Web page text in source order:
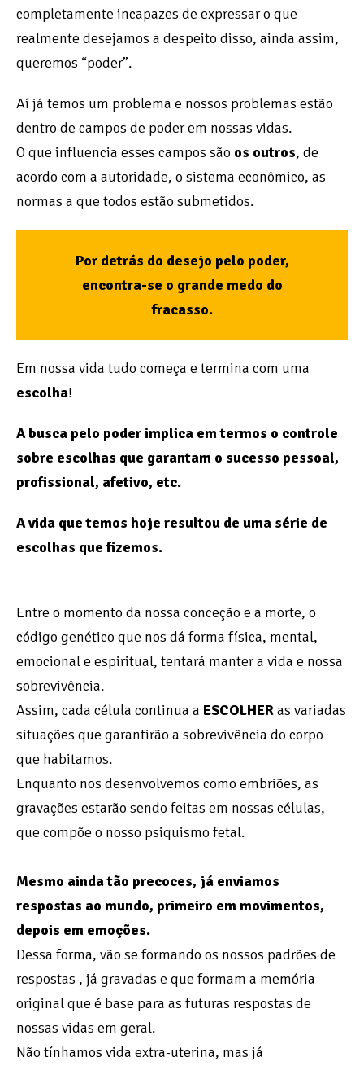
completamente incapazes de expressar o que
realmente desejamos a despeito disso, ainda assim,
queremos “poder”.
Aí já temos um problema e nossos problemas estão
dentro de campos de poder em nossas vidas.
O que influencia esses campos são os outros, de
acordo com a autoridade, o sistema econômico, as
normas a que todos estão submetidos.
Por detrás do desejo pelo poder,
encontra-se o grande medo do
fracasso.
Em nossa vida tudo começa e termina com uma
escolha!
A busca pelo poder implica em termos o controle
sobre escolhas que garantam o sucesso pessoal,
profissional, afetivo, etc.
A vida que temos hoje resultou de uma série de
escolhas que fizemos.
Entre o momento da nossa conceção e a morte, o
código genético que nos dá forma física, mental,
emocional e espiritual, tentará manter a vida e nossa
sobrevivência.
Assim, cada célula continua a ESCOLHERas variadas
situações que garantirão a sobrevivência do corpo
que habitamos.
Enquanto nos desenvolvemos como embriões, as
gravações estarão sendo feitas em nossas células,
que compõe o nosso psiquismo fetal.
Mesmo ainda tão precoces, já enviamos
respostas ao mundo, primeiro em movimentos,
depois em emoções.
Dessa forma, vão se formando os nossos padrões de
respostas , já gravadas e que formam a memória
original que é base para as futuras respostas de
nossas vidas em geral.
Não tínhamos vida extra-uterina, mas já